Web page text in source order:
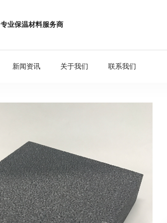
专业保温材料服务商
新闻资讯 关于我们 联系我们